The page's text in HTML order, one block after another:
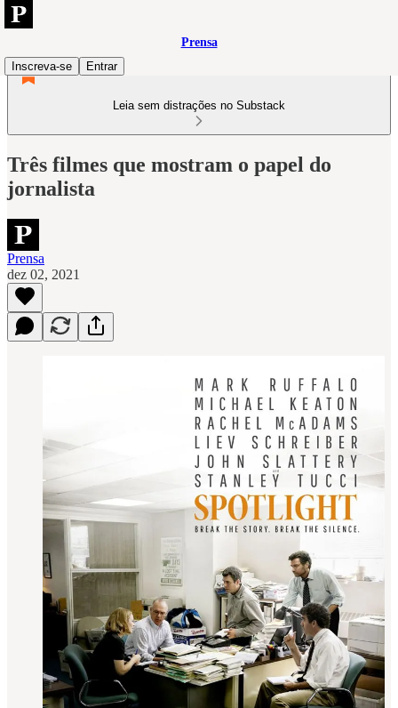
Prensa
Inscreva-se
Entrar
Leia sem distrações no Substack
Três filmes que mostram o papel do
jornalista
Prensa
dez 02, 2021